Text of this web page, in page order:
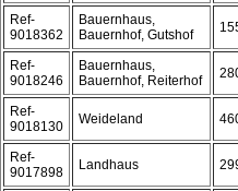
Ref-
9018362
Bauernhaus,
Bauernhof, Gutshof
Ref-
9018246
Bauernhaus,
Bauernhof, Reiterhof
Ref-
9018130
Weideland
Ref-
9017898
Landhaus